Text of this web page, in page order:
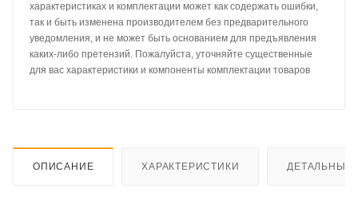
характеристиках и комплектации может как содержать ошибки,
так и быть изменена производителем без предварительного
уведомления, и не может быть основанием для предъявления
каких-либо претензий. Пожалуйста, уточняйте существенные
для вас характеристики и компоненты комплектации товаров
ОПИСАНИЕ ХАРАКТЕРИСТИКИ ДЕТАЛЬНЫЕ